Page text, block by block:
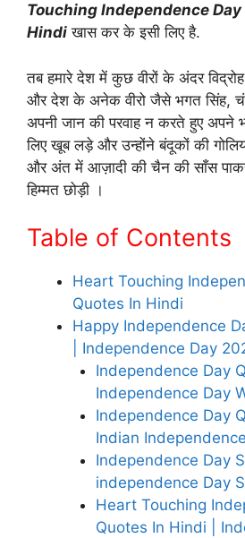
Touching Independence Day
Hindi खास कर के इसी लिए है.
तब हमारे देश में कुछ वीरों के अंदर
और देश के अनेक वीरो जैसे भगत सिंह,
अपनी जान की परवाह न करते हुए अपने
लिए खूब लड़े और उन्होंने बंदूकों की
और अंत में आज़ादी की चैन की साँस पाकर
हिम्मत छोड़ी ।
Table of Contents
Heart Touching
Quotes In Hindi
Happy Independence
| Independence Day
Independence Day
Independence Day
Independence Day
Indian
Independence Day
independence Day
Heart Touching
Quotes In Hindi |